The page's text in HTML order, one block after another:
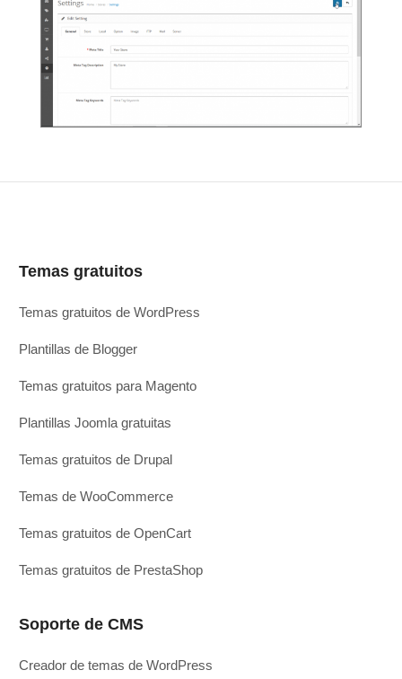
Temas gratuitos
Temas gratuitos de WordPress
Plantillas de Blogger
Temas gratuitos para Magento
Plantillas Joomla gratuitas
Temas gratuitos de Drupal
Temas de WooCommerce
Temas gratuitos de OpenCart
Temas gratuitos de PrestaShop
Soporte de CMS
Creador de temas de WordPress